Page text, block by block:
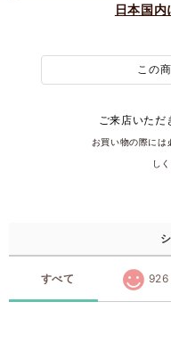
日本国
この
ご来店いた
お買い物の際に
し
すべて 926